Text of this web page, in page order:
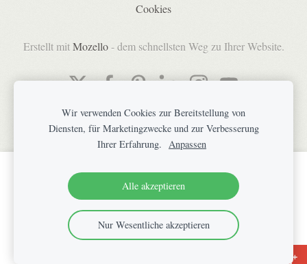
Cookies
Erstellt mitMozello- dem schnellsten Weg zu Ihrer Website.
Erstellen Sie Ihre Website oder Ihren Online-Shop
mit Mozello.
Mehr erfahren
Wir verwenden Cookies zur Bereitstellung von
Diensten, für Marketingzwecke und zur Verbesserung
Ihrer Erfahrung. Anpassen
Alle akzeptieren
Nur Wesentliche akzeptieren